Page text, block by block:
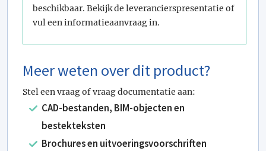
beschikbaar. Bekijk de leverancierspresentatie of
vul een informatieaanvraag in.
Meer weten over dit product?
Stel een vraag of vraag documentatie aan:
CAD-bestanden, BIM-objecten en
bestekteksten
Brochures en uitvoeringsvoorschriften